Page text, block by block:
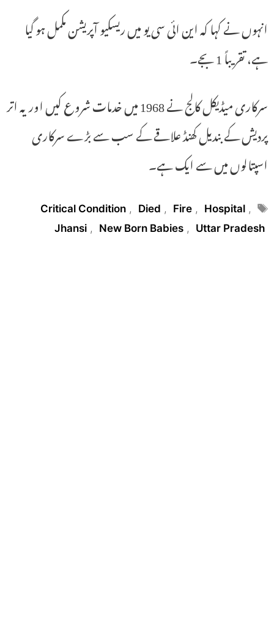
انہوں نے کہا کہ این ائی سی یو میں ریسکیو آپریشن مکمل ہو گیا
ہے، تقریباً 1 بجے۔
سرکاری میڈیکل کالج نے 1968 میں خدمات شروع کیں اور یہ اتر
پردیش کے بندیل کھنڈ علاقے کے سب سے بڑے سرکاری
اسپتالوں میں سے ایک ہے۔
Tags
Critical Condition , Died , Fire , Hospital ,
Jhansi , New Born Babies , Uttar Pradesh